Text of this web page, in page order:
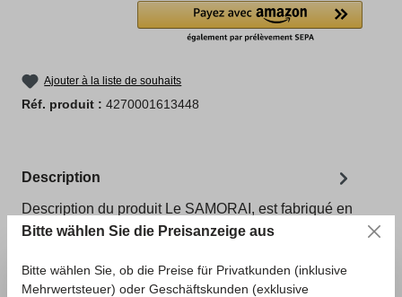
Ajouter à la liste de souhaits
Réf. produit : 4270001613448
Description
Description du produit Le SAMORAI, est fabriqué en
acier inoxydable de haute qualité. Le réservoir d'eau
Évaluations
Bitte wählen Sie die Preisanzeige aus
Bitte wählen Sie, ob die Preise für Privatkunden (inklusive
Mehrwertsteuer) oder Geschäftskunden (exklusive